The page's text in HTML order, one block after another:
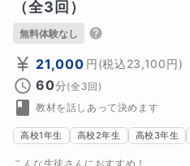
（全3回）
無料体験なし
21,000 円(税込23,100円)
60分(全 3回)
教材を話しあって決めます
高校1年生 高校2年生 高校3年生
こんな生徒さんにおすすめ！